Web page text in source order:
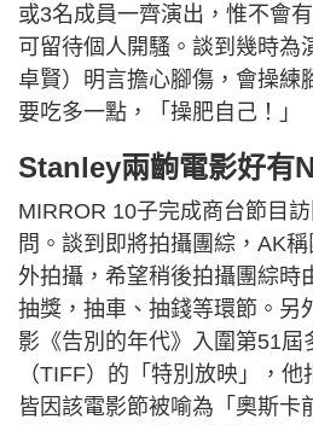
或3名成員一齊演出，惟不會
可留待個人開騷。談到幾時為
卓賢）明言擔心腳傷，會操練
要吃多一點，「操肥自己！」
Stanley兩齣電影好有
MIRROR 10子完成商台節目
問。談到即將拍攝團綜，AK
外拍攝，希望稍後拍攝團綜時
抽獎，抽車、抽錢等環節。另
影《告別的年代》入圍第51屆
（TIFF）的「特別放映」，他
皆因該電影節被喻為「奧斯卡